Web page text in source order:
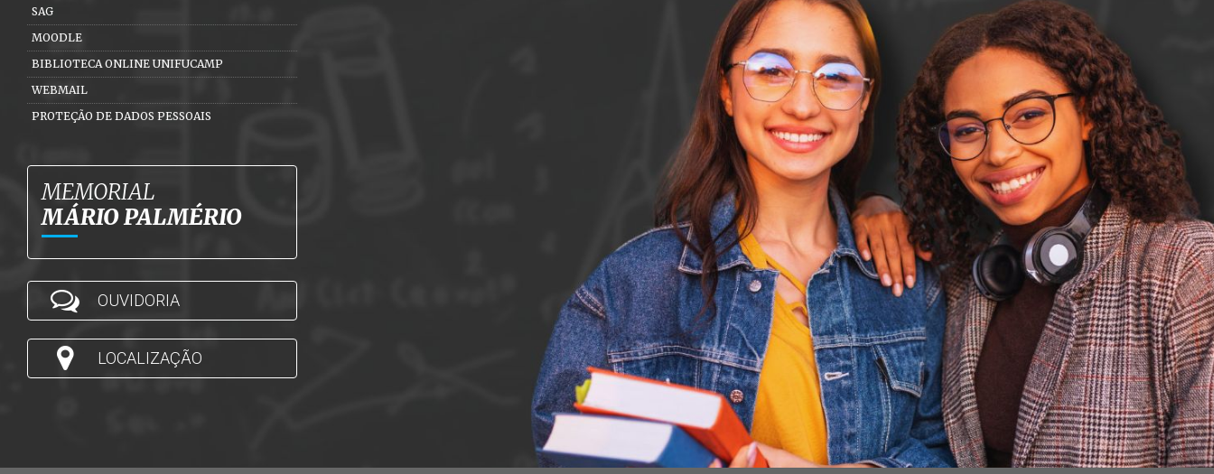
SAG
MOODLE
BIBLIOTECA ONLINE UNIFUCAMP
WEBMAIL
PROTEÇÃO DE DADOS PESSOAIS
MEMORIAL
MÁRIO PALMÉRIO
OUVIDORIA
LOCALIZAÇÃO